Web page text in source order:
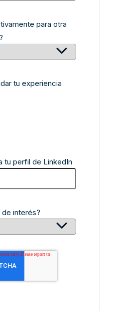
para otra
tu experiencia
tu perfil de LinkedIn
interés?